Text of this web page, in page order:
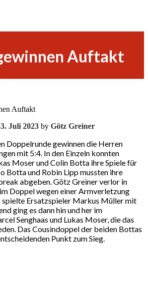
Auftakt
Auftakt
3. Juli 2023 by Götz Greiner
Doppelrunde gewinnen die Herren
mit 5:4. In den Einzeln konnten
Moser und Colin Botta ihre Spiele für
Botta und Robin Lipp mussten ihre
abgeben. Götz Greiner verlor in
Doppel wegen einer Armverletzung
spielte Ersatzspieler Markus Müller mit
ging es dann hin und her im
Senghaas und Lukas Moser, die das
Das Cousindoppel der beiden Bottas
Punkt zum Sieg.